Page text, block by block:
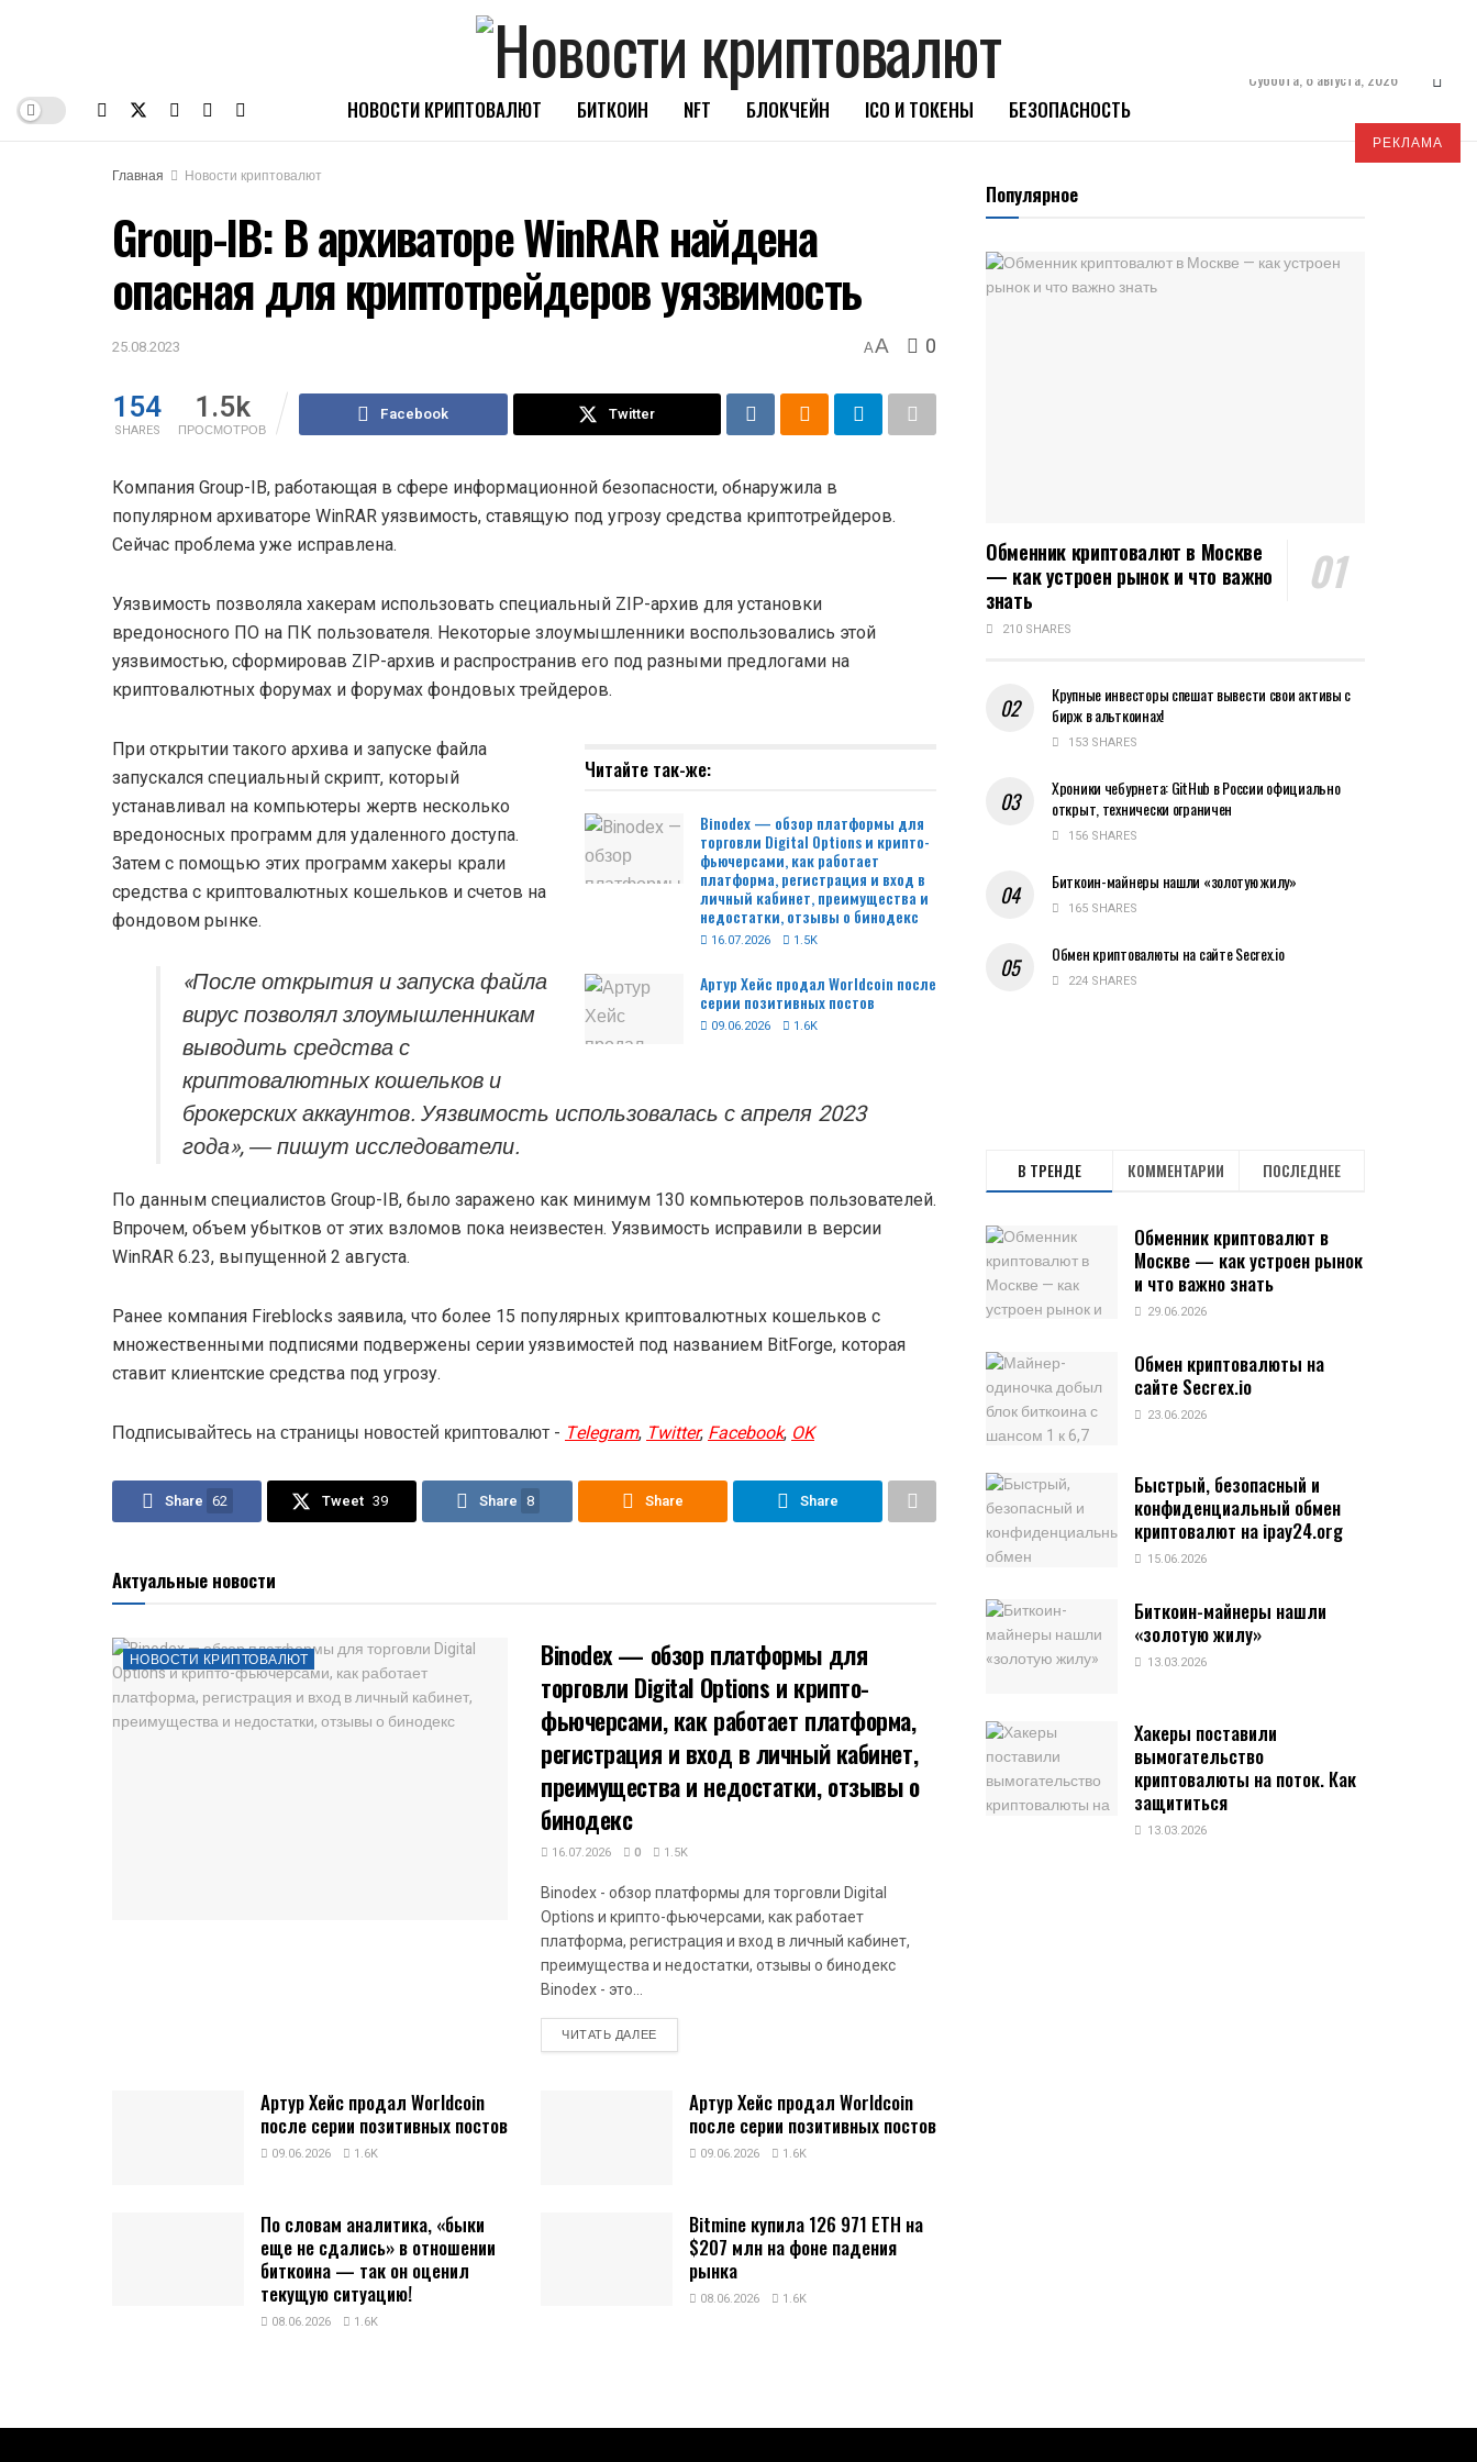
НОВОСТИ КРИПТОВАЛЮТ БИТКОИН NFT БЛОКЧЕЙН ICO И ТОКЕНЫ БЕЗОПАСНОСТЬ
Суббота, 8 августа, 2026
РЕКЛАМА
Главная
Новости криптовалют
Group-IB: В архиваторе WinRAR найдена
опасная для криптотрейдеров уязвимость
25.08.2023 AA 0
154
SHARES
1.5k
ПРОСМОТРОВ
Facebook Twitter
Компания Group-IB, работающая в сфере информационной безопасности, обнаружила в
популярном архиваторе WinRAR уязвимость, ставящую под угрозу средства криптотрейдеров.
Сейчас проблема уже исправлена.
Уязвимость позволяла хакерам использовать специальный ZIP-архив для установки
вредоносного ПО на ПК пользователя. Некоторые злоумышленники воспользовались этой
уязвимостью, сформировав ZIP-архив и распространив его под разными предлогами на
криптовалютных форумах и форумах фондовых трейдеров.
Читайте так-же:
Binodex — обзор платформы для
торговли Digital Options и крипто-
фьючерсами, как работает
платформа, регистрация и вход в
личный кабинет, преимущества и
недостатки, отзывы о бинодекс
16.07.2026 1.5K
Артур Хейс продал Worldcoin после
серии позитивных постов
09.06.2026 1.6K
При открытии такого архива и запуске файла
запускался специальный скрипт, который
устанавливал на компьютеры жертв несколько
вредоносных программ для удаленного доступа.
Затем с помощью этих программ хакеры крали
средства с криптовалютных кошельков и счетов на
фондовом рынке.
«После открытия и запуска файла
вирус позволял злоумышленникам
выводить средства с
криптовалютных кошельков и
брокерских аккаунтов. Уязвимость использовалась с апреля 2023
года», ― пишут исследователи.
По данным специалистов Group-IB, было заражено как минимум 130 компьютеров пользователей.
Впрочем, объем убытков от этих взломов пока неизвестен. Уязвимость исправили в версии
WinRAR 6.23, выпущенной 2 августа.
Ранее компания Fireblocks заявила, что более 15 популярных криптовалютных кошельков с
множественными подписями подвержены серии уязвимостей под названием BitForge, которая
ставит клиентские средства под угрозу.
Подписывайтесь на страницы новостей криптовалют - Telegram, Twitter, Facebook, OK
Share 62 Tweet 39 Share 8 Share Share
Актуальные новости
НОВОСТИ КРИПТОВАЛЮТ
Binodex — обзор платформы для
торговли Digital Options и крипто-
фьючерсами, как работает платформа,
регистрация и вход в личный кабинет,
преимущества и недостатки, отзывы о
бинодекс
16.07.2026 0 1.5K
Binodex - обзор платформы для торговли Digital
Options и крипто-фьючерсами, как работает
платформа, регистрация и вход в личный кабинет,
преимущества и недостатки, отзывы о бинодекс
Binodex - это...
ЧИТАТЬ ДАЛЕЕDETAILS
Артур Хейс продал Worldcoin
после серии позитивных постов
09.06.2026 1.6K
Артур Хейс продал Worldcoin
после серии позитивных постов
09.06.2026 1.6K
По словам аналитика, «быки
еще не сдались» в отношении
биткоина — так он оценил
текущую ситуацию!
08.06.2026 1.6K
Bitmine купила 126 971 ETH на
$207 млн на фоне падения
рынка
08.06.2026 1.6K
Популярное
Обменник криптовалют в Москве
— как устроен рынок и что важно
знать
210 SHARES
Крупные инвесторы спешат вывести свои активы с
бирж в альткоинах!
153 SHARES
Хроники чебурнета: GitHub в России официально
открыт, технически ограничен
156 SHARES
Биткоин-майнеры нашли «золотую жилу»
165 SHARES
Обмен криптовалюты на сайте Secrex.io
224 SHARES
В ТРЕНДЕ КОММЕНТАРИИ ПОСЛЕДНЕЕ
Обменник криптовалют в
Москве — как устроен рынок
и что важно знать
29.06.2026
Обмен криптовалюты на
сайте Secrex.io
23.06.2026
Быстрый, безопасный и
конфиденциальный обмен
криптовалют на ipay24.org
15.06.2026
Биткоин-майнеры нашли
«золотую жилу»
13.03.2026
Хакеры поставили
вымогательство
криптовалюты на поток. Как
защититься
13.03.2026